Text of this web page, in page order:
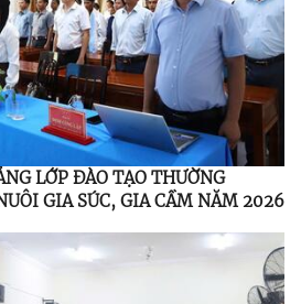
LỚP ĐÀO TẠO THƯỜNG
GIA SÚC, GIA CẦM NĂM 2026